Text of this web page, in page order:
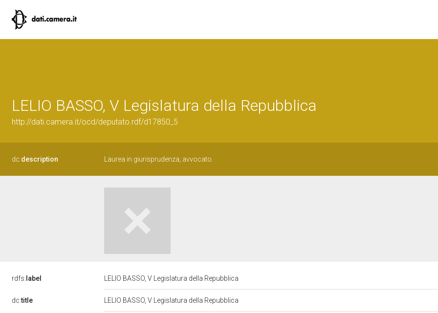
LELIO BASSO, V Legislatura della Repubblica
http://dati.camera.it/ocd/deputato.rdf/d17850_5
dc:description Laurea in giurisprudenza; avvocato.
rdfs: label LELIO BASSO, V Legislatura della Repubblica
dc:title LELIO BASSO, V Legislatura della Repubblica